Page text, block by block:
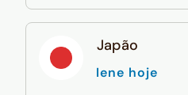
Japão
Iene hoje